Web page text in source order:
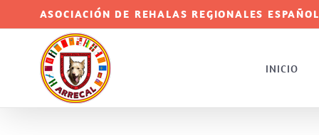
contenido
ASOCIACIÓN DE REHALAS REGIONALES
INICIO